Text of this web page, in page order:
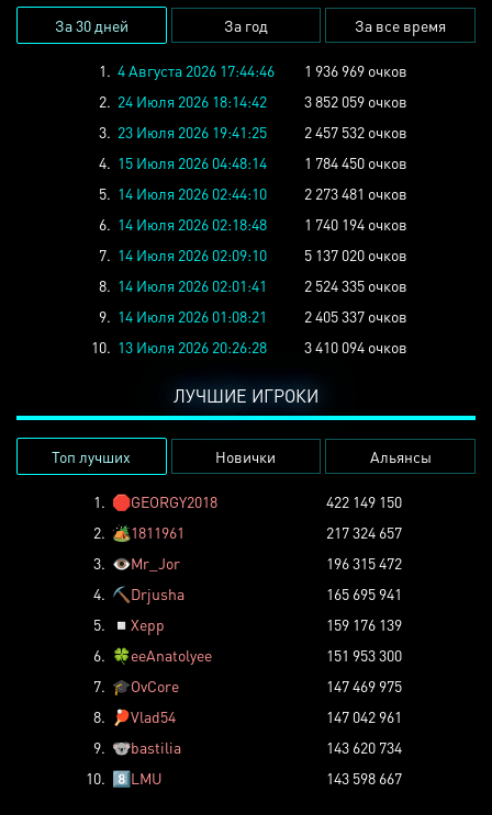
За 30 дней За год За все время
1. 4 Августа 2026 17:44:46
1 936 969 очков
2. 24 Июля 2026 18:14:42
3 852 059 очков
3. 23 Июля 2026 19:41:25
2 457 532 очков
4. 15 Июля 2026 04:48:14
1 784 450 очков
5. 14 Июля 2026 02:44:10
2 273 481 очков
6. 14 Июля 2026 02:18:48
1 740 194 очков
7. 14 Июля 2026 02:09:10
5 137 020 очков
8. 14 Июля 2026 02:01:41
2 524 335 очков
9. 14 Июля 2026 01:08:21
2 405 337 очков
10. 13 Июля 2026 20:26:28 3 410 094 очков
ЛУЧШИЕ ИГРОКИ
Топ лучших Новички Альянсы
1. 🛑GEORGY2018
422 149 150
2. 🏕️1811961
217 324 657
3. 👁️Mr_Jor
196 315 472
4. ⛏️ Drjusha
165 695 941
5.
◽ Xepp
159 176 139
6. 🍀eeAnatolyee
151 953 300
7. 🎓OvCore
147 469 975
8.
🏓Vlad54
147 042 961
9. 🐨bastilia
143 620 734
10. 8️⃣LMU 143 598 667